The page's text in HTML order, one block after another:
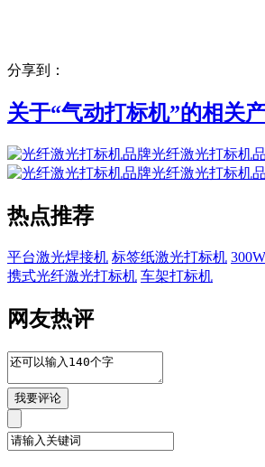
分享到：
关于“气动打标机”的相关
光纤激光打标机
光纤激光打标机
热点推荐
平台激光焊接机 标签纸激光打标机
携式光纤激光打标机 车架打标机
网友热评